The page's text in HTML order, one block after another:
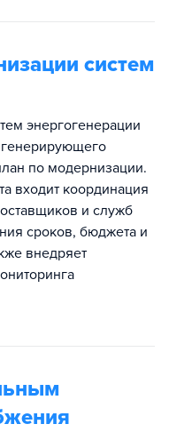
систем
энергогенерации
генерирующего
по модернизации.
входит координация
и служб
сроков, бюджета и
внедряет